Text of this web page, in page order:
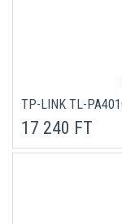
TP-LINK TL-
17 240 FT